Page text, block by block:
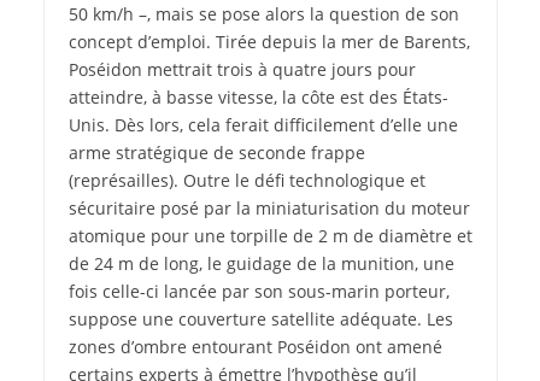
50 km/h –, mais se pose alors la question de son
concept d’emploi. Tirée depuis la mer de Barents,
Poséidon mettrait trois à quatre jours pour
atteindre, à basse vitesse, la côte est des États-
Unis. Dès lors, cela ferait difficilement d’elle une
arme stratégique de seconde frappe
(représailles). Outre le défi technologique et
sécuritaire posé par la miniaturisation du moteur
atomique pour une torpille de 2 m de diamètre et
de 24 m de long, le guidage de la munition, une
fois celle-ci lancée par son sous-marin porteur,
suppose une couverture satellite adéquate. Les
zones d’ombre entourant Poséidon ont amené
certains experts à émettre l’hypothèse qu’il